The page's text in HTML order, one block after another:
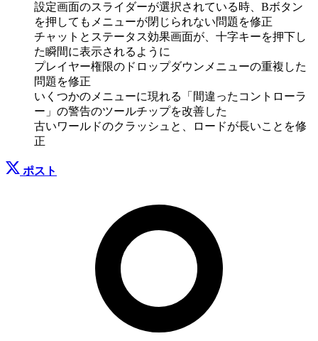
設定画面のスライダーが選択されている時、Bボタン
を押してもメニューが閉じられない問題を修正
チャットとステータス効果画面が、十字キーを押下し
た瞬間に表示されるように
プレイヤー権限のドロップダウンメニューの重複した
問題を修正
いくつかのメニューに現れる「間違ったコントローラ
ー」の警告のツールチップを改善した
古いワールドのクラッシュと、ロードが長いことを修
正
ポスト